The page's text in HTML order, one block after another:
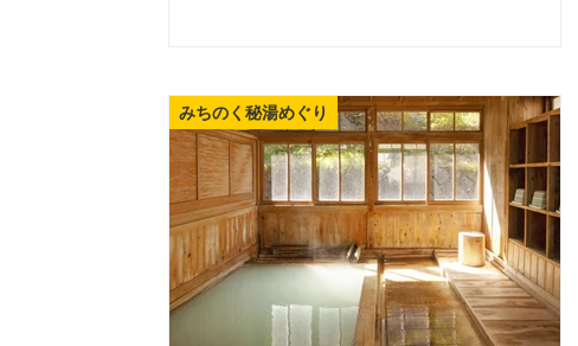
みちのく秘湯めぐり